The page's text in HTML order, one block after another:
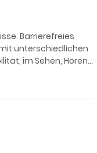
Barrierefreies
unterschiedlichen
im Sehen, Hören